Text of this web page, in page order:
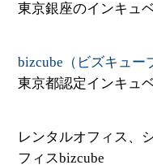
東京銀座のインキュ
bizcube（ビズキュー
東京都認定インキュ
レンタルオフィス、
フィスbizcube